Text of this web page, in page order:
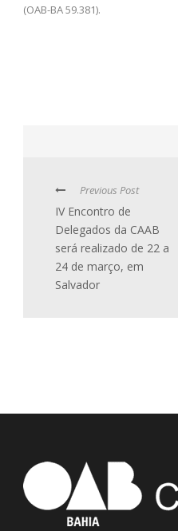
(OAB-BA 59.381).
Previous Post
IV Encontro de
Delegados da CAAB
será realizado de 22 a
24 de março, em
Salvador